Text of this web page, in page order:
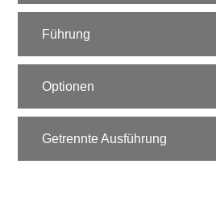
Führung
Optionen
Getrennte Ausführung